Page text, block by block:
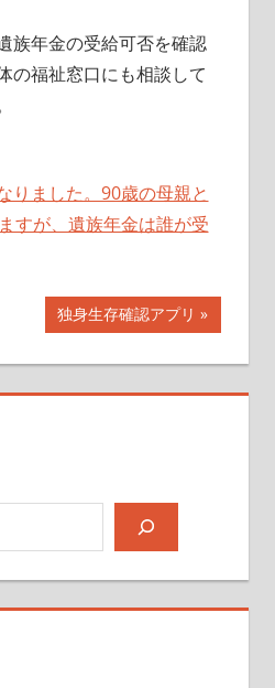
族年金の受給可否を確認
の福祉窓口にも相談して
りました。90歳の母親と
すが、遺族年金は誰が受
次
の
記
事:
独身生存確認アプリ